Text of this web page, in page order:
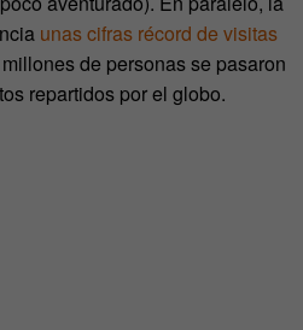
unas cifras récord de visitas
de personas se pasaron
repartidos por el globo.